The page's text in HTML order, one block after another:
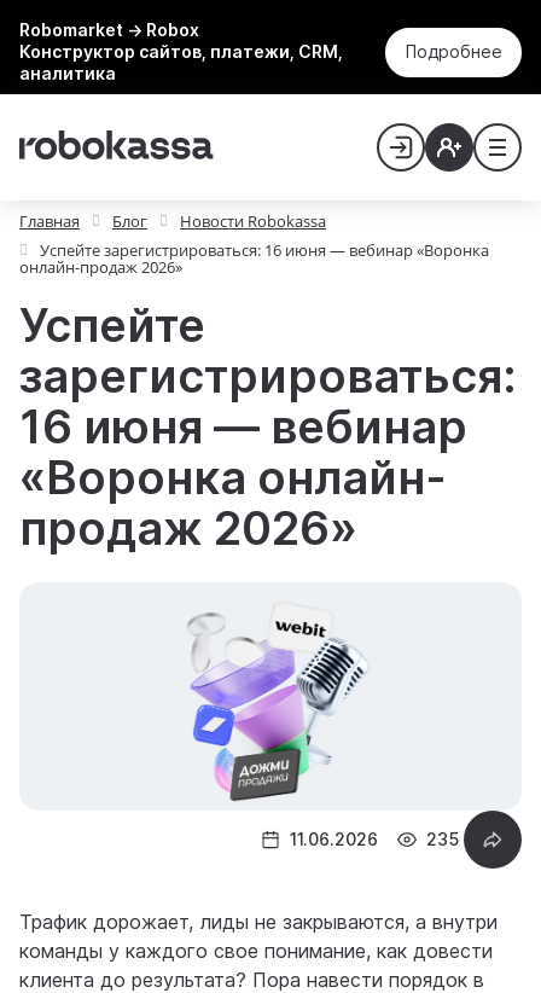
Robomarket → Robox
Конструктор сайтов, платежи, CRM,
аналитика
Подробнее
Главная Блог
Новости Robokassa
Успейте зарегистрироваться: 16 июня — вебинар «Воронка
онлайн-продаж 2026»
Успейте
зарегистрироваться:
16 июня — вебинар
«Воронка онлайн-
продаж 2026»
11.06.2026 235
Трафик дорожает, лиды не закрываются, а внутри
команды у каждого свое понимание, как довести
клиента до результата? Пора навести порядок в